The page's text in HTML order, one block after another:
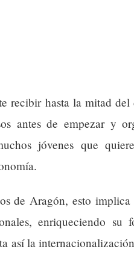
recibir hasta la mitad
antes de empezar y
jóvenes que
de Aragón, esto
enriqueciendo
así la